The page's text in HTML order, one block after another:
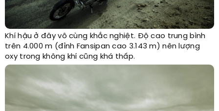
Khí hậu ở đây vô cùng khắc nghiệt. Độ cao trung bình
trên 4.000 m (đỉnh Fansipan cao 3.143 m) nên lượng
oxy trong không khí cũng khá thấp.